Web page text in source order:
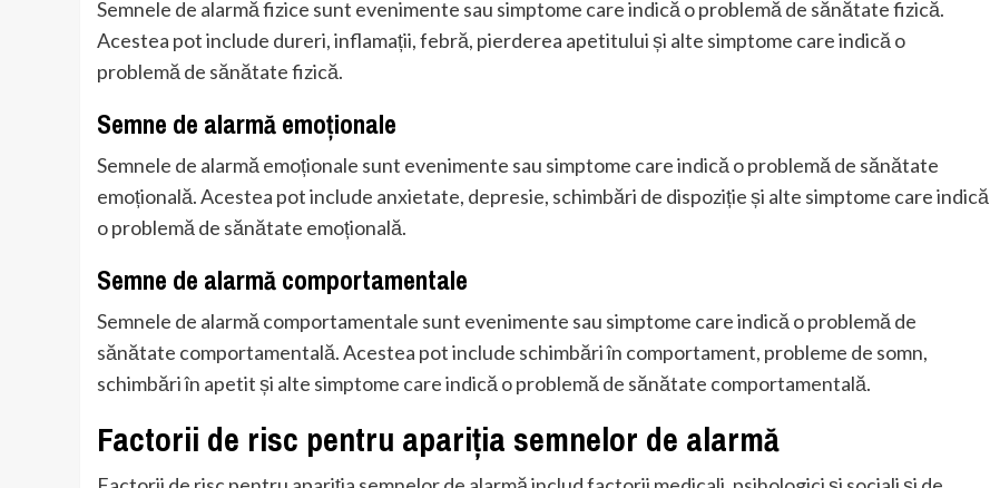
Semnele de alarmă fizice sunt evenimente sau simptome care indică o problemă de sănătate fizică.
Acestea pot include dureri, inflamații, febră, pierderea apetitului și alte simptome care indică o
problemă de sănătate fizică.
Semne de alarmă emoționale
Semnele de alarmă emoționale sunt evenimente sau simptome care indică o problemă de sănătate
emoțională. Acestea pot include anxietate, depresie, schimbări de dispoziție și alte simptome care indică
o problemă de sănătate emoțională.
Semne de alarmă comportamentale
Semnele de alarmă comportamentale sunt evenimente sau simptome care indică o problemă de
sănătate comportamentală. Acestea pot include schimbări în comportament, probleme de somn,
schimbări în apetit și alte simptome care indică o problemă de sănătate comportamentală.
Factorii de risc pentru apariția semnelor de alarmă